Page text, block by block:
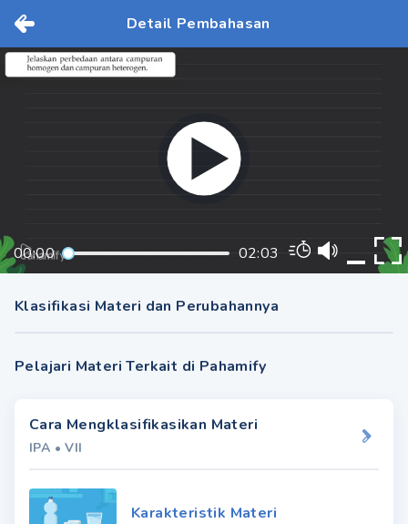
Detail Pembahasan
00:00 02:03
Klasifikasi Materi dan Perubahannya
Pelajari Materi Terkait di Pahamify
Cara Mengklasifikasikan Materi
IPA •VII
Karakteristik Materi